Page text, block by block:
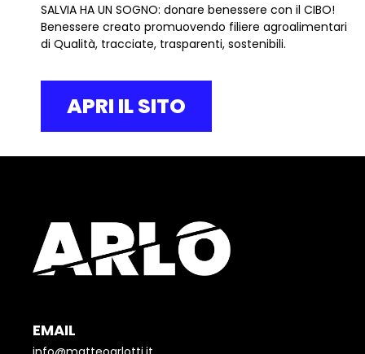
SALVIA HA UN SOGNO: donare benessere con il CIBO!
Benessere creato promuovendo filiere agroalimentari
di Qualità, tracciate, trasparenti, sostenibili.
APRI IL SITO
EMAIL